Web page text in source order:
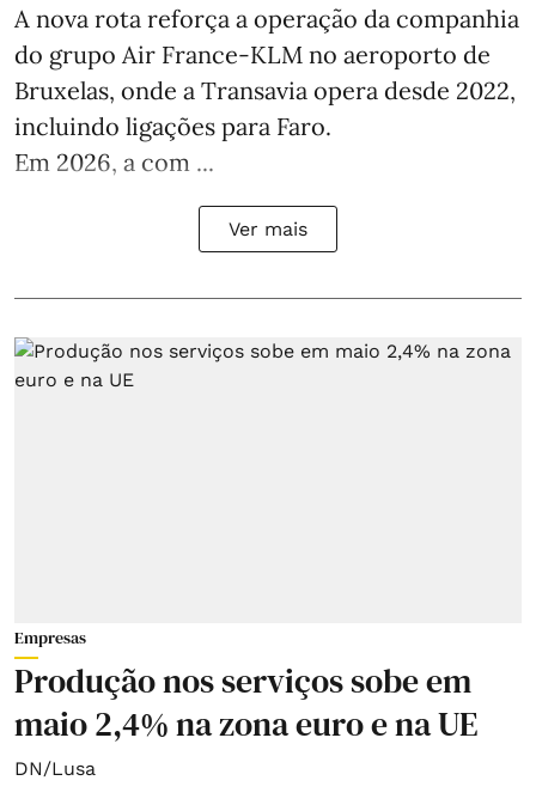
A nova rota reforça a operação da companhia
do grupo Air France-KLM no aeroporto de
Bruxelas, onde a Transavia opera desde 2022,
incluindo ligações para Faro.
Em 2026, a com ...
Ver mais
Empresas
Produção nos serviços sobe em
maio 2,4% na zona euro e na UE
DN/Lusa